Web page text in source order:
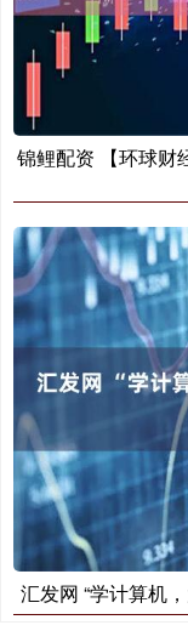
锦鲤配资 【环球财
汇发网 “学计算机